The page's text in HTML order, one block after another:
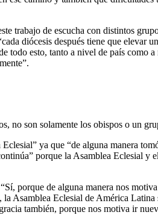
trabajo de escucha con distintos
diócesis después tiene que elevar
todo esto, tanto a nivel de país
son solamente los obispos o un
ya que “de alguna manera
porque la Asamblea Eclesial y
porque de alguna manera nos
Asamblea Eclesial de América
también, porque nos motiva ir